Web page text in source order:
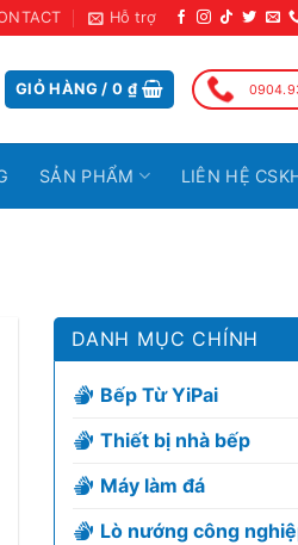
Hỗ trợ
GIỎ HÀNG /0 ₫
SẢN PHẨM LIÊN HỆ
DANH MỤC CHÍNH
Bếp Từ YiPai
Thiết bị nhà bếp
Máy làm đá
Lò nướng công